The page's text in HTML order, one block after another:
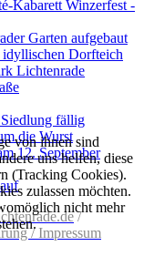
Kabarett Winzerfest -
Garten aufgebaut
Dorfteich
Lichtenrade
fällig
die Wurst
12. September
/
/ Impressum
von ihnen sind
uns helfen, diese
(Tracking Cookies).
zulassen möchten.
nicht mehr